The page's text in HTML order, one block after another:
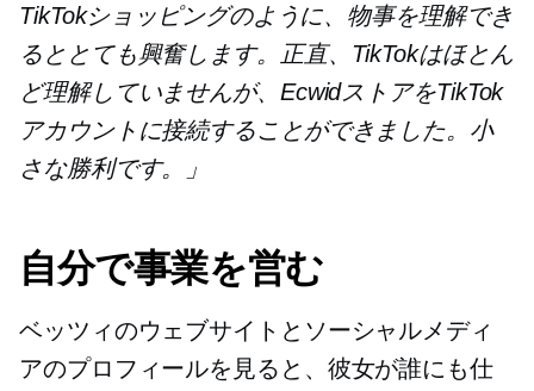
TikTokショッピングのように、物事を理解でき
るととても興奮します。正直、TikTokはほとん
ど理解していませんが、EcwidストアをTikTok
アカウントに接続することができました。小
さな勝利です。」
自分で事業を営む
ベッツィのウェブサイトとソーシャルメディ
アのプロフィールを見ると、彼女が誰にも仕